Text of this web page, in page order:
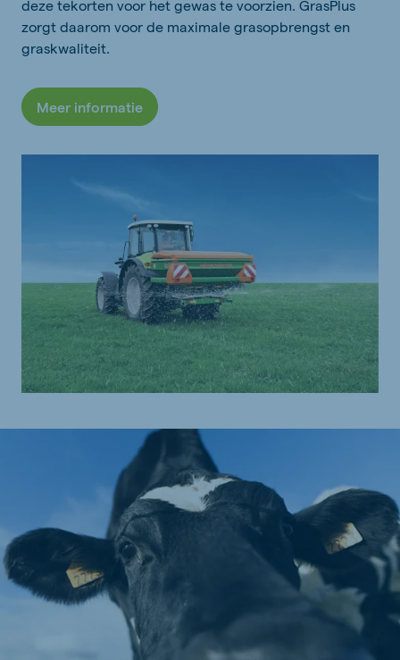
deze tekorten voor het gewas te voorzien. GrasPlus
zorgt daarom voor de maximale grasopbrengst en
graskwaliteit.
Meer informatie